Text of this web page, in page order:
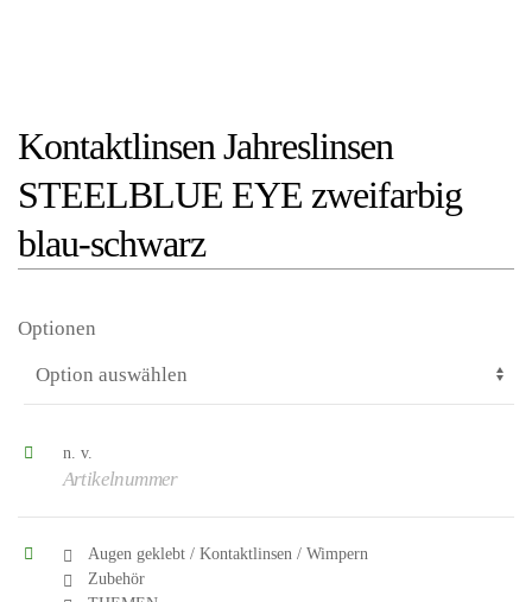
Kontaktlinsen Jahreslinsen
STEELBLUE EYE zweifarbig
blau-schwarz
Optionen
n. v.
Artikelnummer
Augen geklebt / Kontaktlinsen / Wimpern
Zubehör